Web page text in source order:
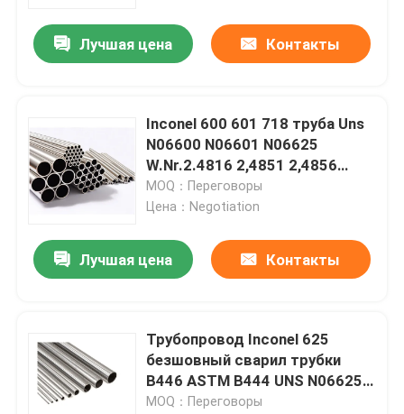
О Компании
Лучшая цена Контакты
Inconel 600 601 718 труба Uns
N06600 N06601 N06625
W.Nr.2.4816 2,4851 2,4856
inconel 625 безшовная
MOQ：Переговоры
Цена：Negotiation
Лучшая цена Контакты
Трубопровод Inconel 625
безшовный сварил трубки
B446 ASTM B444 UNS N06625
DIN2.4856 легированной стали
MOQ：Переговоры